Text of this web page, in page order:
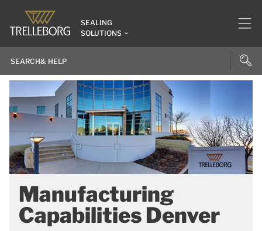
SEALING
SOLUTIONS
Manufacturing
Capabilities Denver